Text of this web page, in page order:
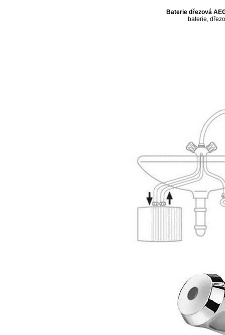
Baterie dřezová
baterie,